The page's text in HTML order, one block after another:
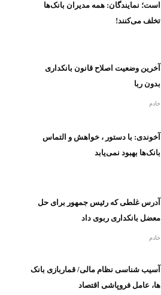
است؛ نمایندگان: همه مدیران بانک‌ها
تخلف می‌کنند!
آخرین وضعیت اصلاح قانون بانکداری
بدون ربا
خادم
آخوندی: با دستور ، خواهش و التماس
بانک‌ها بهبود نمی‌یابد
آدرس غلطی که رئیس جمهور برای حل
معضل بانکداری ربوی داد
خادم
آسیب شناسی نظام مالی/ قماربازی بانک
ها، عامل فروپاشی اقتصاد